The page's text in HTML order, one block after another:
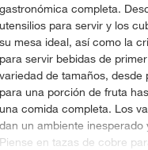
gastronómica completa.
utensilios para servir y los
su mesa ideal, así como la
para servir bebidas de
variedad de tamaños, desde
para una porción de fruta
una comida completa. Los
dan un ambiente inesperado
Piense en tazas de cobre